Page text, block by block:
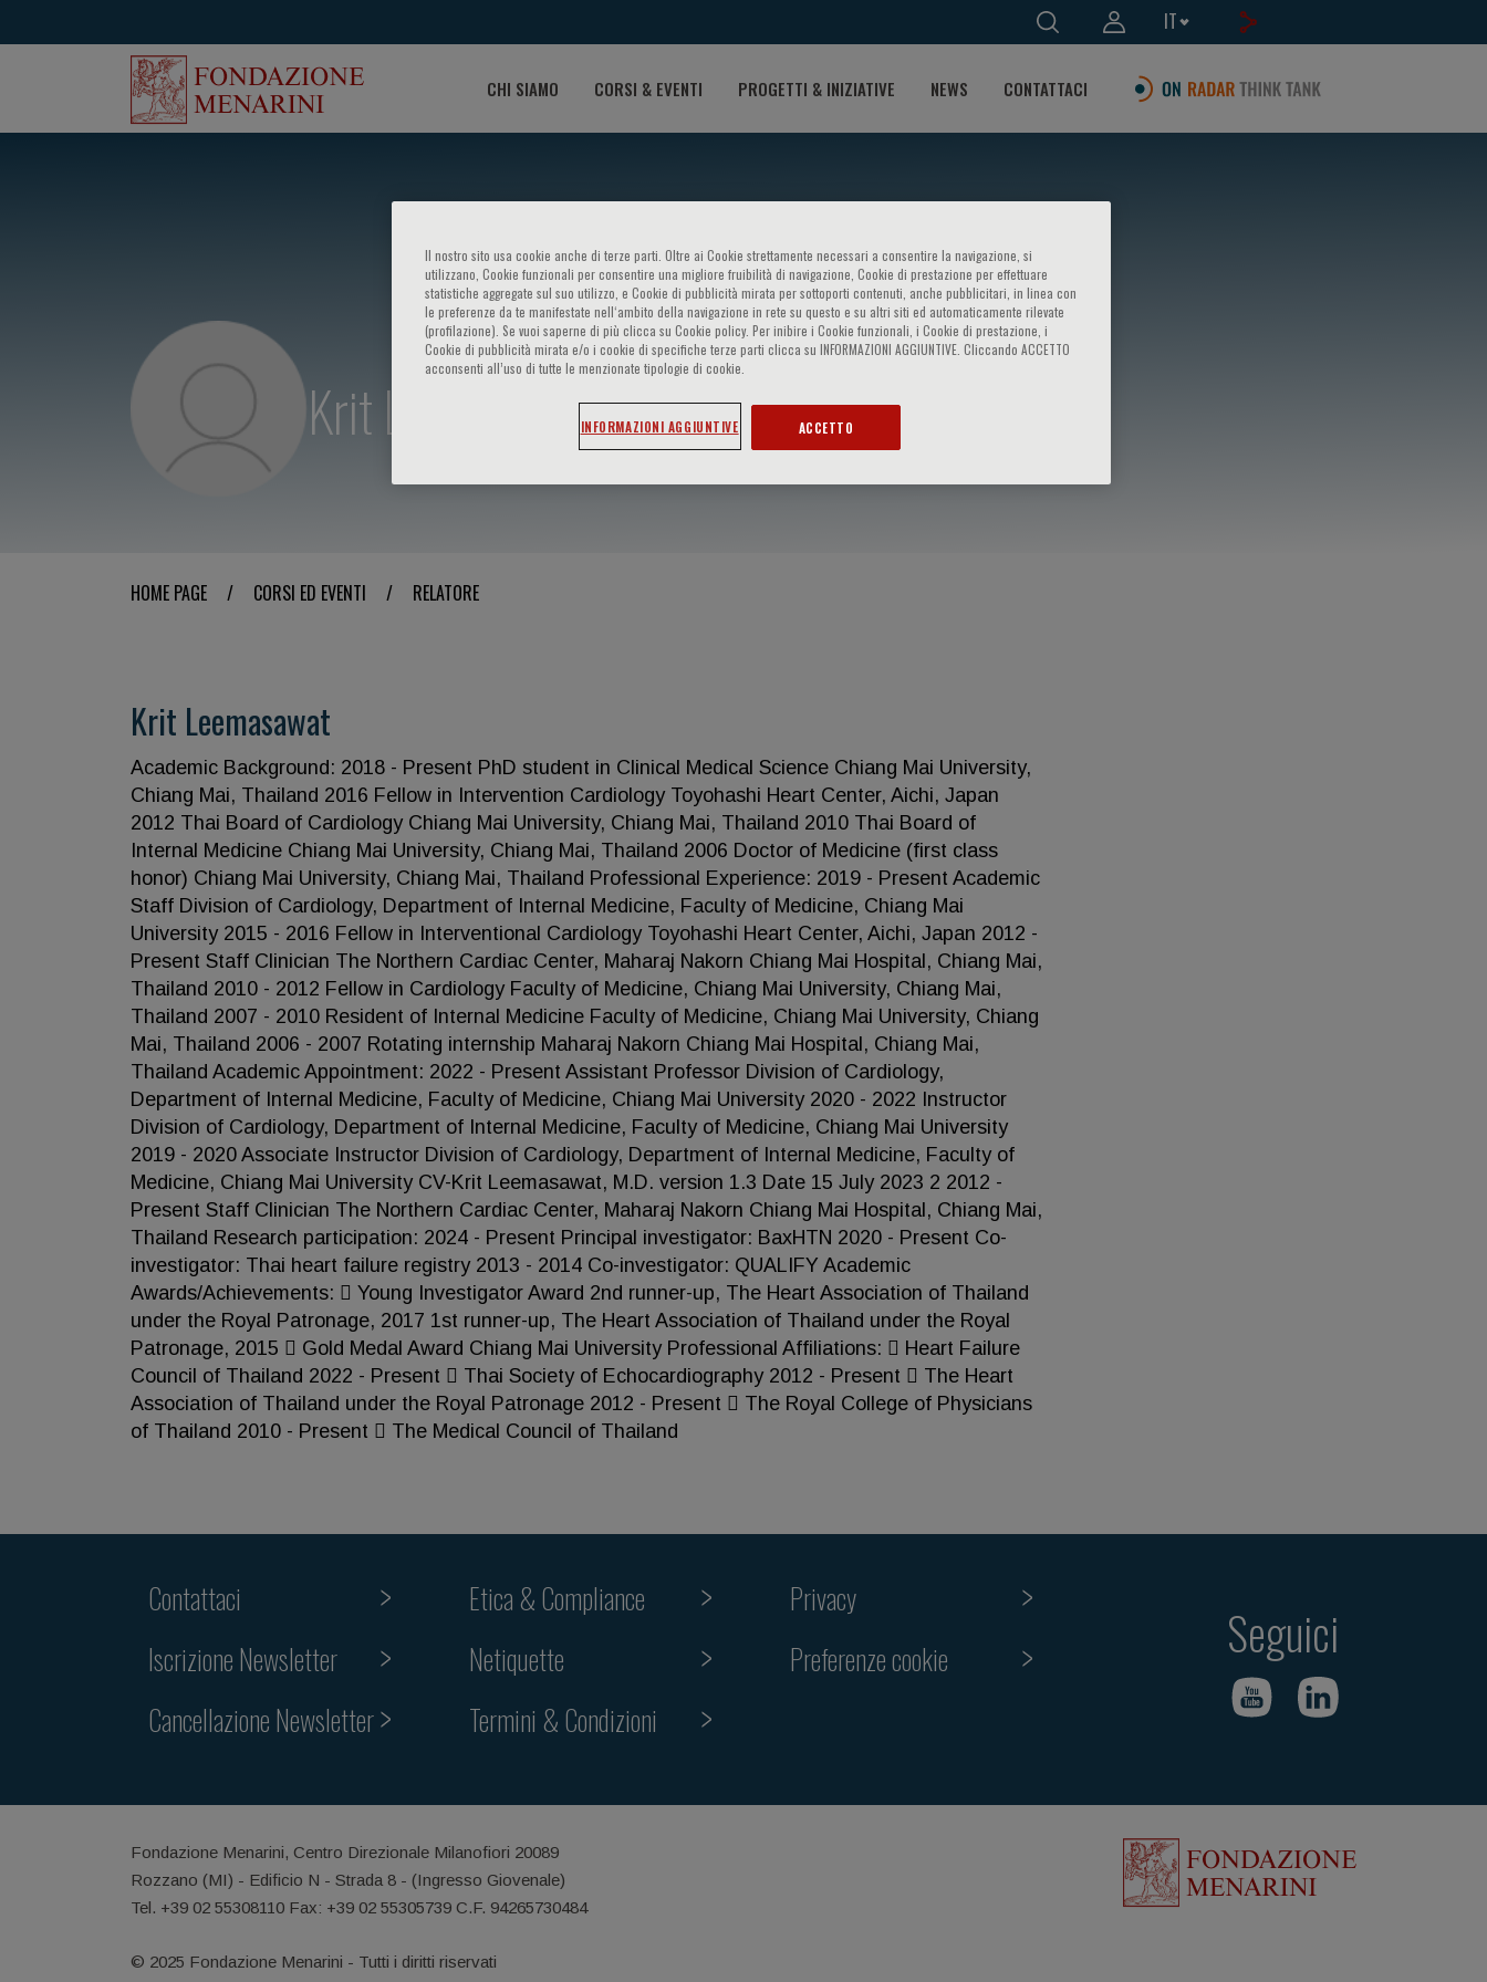
IT
CHI SIAMO CORSI & EVENTI PROGETTI & INIZIATIVE NEWS CONTATTACI
Krit Leemasawat
HOME PAGE / CORSI ED EVENTI / RELATORE
Krit Leemasawat
Academic Background: 2018 - Present PhD student in Clinical Medical Science Chiang Mai University,
Chiang Mai, Thailand 2016 Fellow in Intervention Cardiology Toyohashi Heart Center, Aichi, Japan
2012 Thai Board of Cardiology Chiang Mai University, Chiang Mai, Thailand 2010 Thai Board of
Internal Medicine Chiang Mai University, Chiang Mai, Thailand 2006 Doctor of Medicine (first class
honor) Chiang Mai University, Chiang Mai, Thailand Professional Experience: 2019 - Present Academic
Staff Division of Cardiology, Department of Internal Medicine, Faculty of Medicine, Chiang Mai
University 2015 - 2016 Fellow in Interventional Cardiology Toyohashi Heart Center, Aichi, Japan 2012 -
Present Staff Clinician The Northern Cardiac Center, Maharaj Nakorn Chiang Mai Hospital, Chiang Mai,
Thailand 2010 - 2012 Fellow in Cardiology Faculty of Medicine, Chiang Mai University, Chiang Mai,
Thailand 2007 - 2010 Resident of Internal Medicine Faculty of Medicine, Chiang Mai University, Chiang
Mai, Thailand 2006 - 2007 Rotating internship Maharaj Nakorn Chiang Mai Hospital, Chiang Mai,
Thailand Academic Appointment: 2022 - Present Assistant Professor Division of Cardiology,
Department of Internal Medicine, Faculty of Medicine, Chiang Mai University 2020 - 2022 Instructor
Division of Cardiology, Department of Internal Medicine, Faculty of Medicine, Chiang Mai University
2019 - 2020 Associate Instructor Division of Cardiology, Department of Internal Medicine, Faculty of
Medicine, Chiang Mai University CV-Krit Leemasawat, M.D. version 1.3 Date 15 July 2023 2 2012 -
Present Staff Clinician The Northern Cardiac Center, Maharaj Nakorn Chiang Mai Hospital, Chiang Mai,
Thailand Research participation: 2024 - Present Principal investigator: BaxHTN 2020 - Present Co-
investigator: Thai heart failure registry 2013 - 2014 Co-investigator: QUALIFY Academic
Awards/Achievements:  Young Investigator Award 2nd runner-up, The Heart Association of Thailand
under the Royal Patronage, 2017 1st runner-up, The Heart Association of Thailand under the Royal
Patronage, 2015  Gold Medal Award Chiang Mai University Professional Affiliations:  Heart Failure
Council of Thailand 2022 - Present  Thai Society of Echocardiography 2012 - Present  The Heart
Association of Thailand under the Royal Patronage 2012 - Present  The Royal College of Physicians
of Thailand 2010 - Present  The Medical Council of Thailand
Contattaci
Iscrizione Newsletter
Cancellazione Newsletter
Etica & Compliance
Netiquette
Termini & Condizioni
Privacy
Preferenze cookie
Seguici
Fondazione Menarini, Centro Direzionale Milanofiori 20089
Rozzano (MI) - Edificio N - Strada 8 - (Ingresso Giovenale)
Tel. +39 02 55308110 Fax: +39 02 55305739 C.F. 94265730484
© 2025 Fondazione Menarini - Tutti i diritti riservati
Il nostro sito usa cookie anche di terze parti. Oltre ai Cookie strettamente necessari a consentire la navigazione, si
utilizzano, Cookie funzionali per consentire una migliore fruibilità di navigazione, Cookie di prestazione per effettuare
statistiche aggregate sul suo utilizzo, e Cookie di pubblicità mirata per sottoporti contenuti, anche pubblicitari, in linea con
le preferenze da te manifestate nell‘ambito della navigazione in rete su questo e su altri siti ed automaticamente rilevate
(profilazione). Se vuoi saperne di più clicca su Cookie policy. Per inibire i Cookie funzionali, i Cookie di prestazione, i
Cookie di pubblicità mirata e/o i cookie di specifiche terze parti clicca su INFORMAZIONI AGGIUNTIVE. Cliccando ACCETTO
acconsenti all’uso di tutte le menzionate tipologie di cookie.
INFORMAZIONI AGGIUNTIVE ACCETTO